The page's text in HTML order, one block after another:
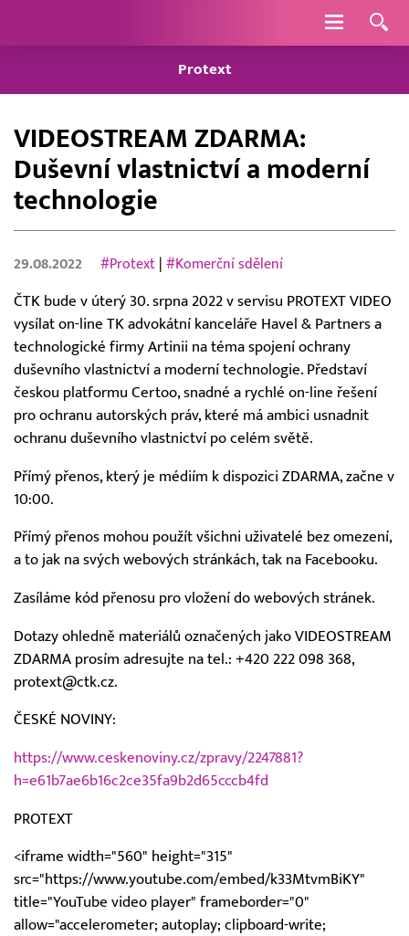
Navigace
Protext
VIDEOSTREAM ZDARMA:
Duševní vlastnictví a moderní
technologie
29.08.2022 #Protext |#Komerční sdělení
ČTK bude v úterý 30. srpna 2022 v servisu PROTEXT VIDEO
vysílat on-line TK advokátní kanceláře Havel & Partners a
technologické firmy Artinii na téma spojení ochrany
duševního vlastnictví a moderní technologie. Představí
českou platformu Certoo, snadné a rychlé on-line řešení
pro ochranu autorských práv, které má ambici usnadnit
ochranu duševního vlastnictví po celém světě.
Přímý přenos, který je médiím k dispozici ZDARMA, začne v
10:00.
Přímý přenos mohou použít všichni uživatelé bez omezení,
a to jak na svých webových stránkách, tak na Facebooku.
Zasíláme kód přenosu pro vložení do webových stránek.
Dotazy ohledně materiálů označených jako VIDEOSTREAM
ZDARMA prosím adresujte na tel.: +420 222 098 368,
protext@ctk.cz.
ČESKÉ NOVINY:
https://www.ceskenoviny.cz/zpravy/2247881?
h=e61b7ae6b16c2ce35fa9b2d65cccb4fd
PROTEXT
<iframe width="560" height="315"
src="https://www.youtube.com/embed/k33MtvmBiKY"
title="YouTube video player" frameborder="0"
allow="accelerometer; autoplay; clipboard-write;